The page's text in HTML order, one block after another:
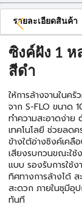
รายละเอียดสินค้า
ซิงค์ฝัง 1 ห
สีดำ
ให้การล้างจานในค
จาก S-FLO ขนาด
ทำความสะอาดง่า
เทคโนโลยี ช่วยลด
ข้างใต้อ่างซิงค์เค
เสียงรบกวนขณะใ
แบบ รองรับการใช้
ทิศทางการล้างได้
สะดวก ภายในชุมีอุ
ทันที